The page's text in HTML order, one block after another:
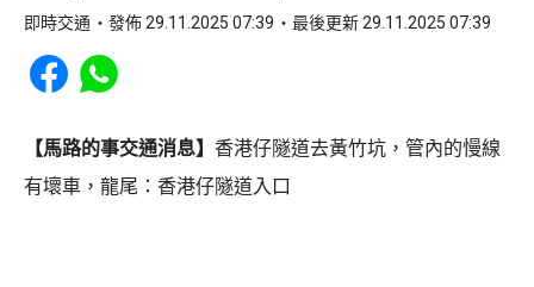
即時交通 發佈 29.11.2025 07:39 最後更新 29.11.2025 07:39
Share to Facebook
Share to WhatsApp
【馬路的事交通消息】 香港仔隧道去黃竹坑，管內的慢線
有壞車，龍尾：香港仔隧道入口